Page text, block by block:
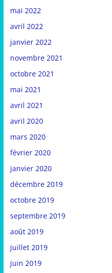
mai 2022
avril 2022
janvier 2022
novembre 2021
octobre 2021
mai 2021
avril 2021
avril 2020
mars 2020
février 2020
janvier 2020
décembre 2019
octobre 2019
septembre 2019
août 2019
juillet 2019
juin 2019